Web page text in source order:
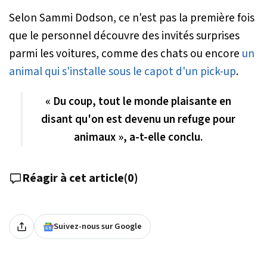
Selon Sammi Dodson, ce n'est pas la première fois
que le personnel découvre des invités surprises
parmi les voitures, comme des chats ou encore un
animal qui s'installe sous le capot d'un pick-up.
« Du coup, tout le monde plaisante en
disant qu'on est devenu un refuge pour
animaux », a-t-elle conclu.
Réagir à cet article(0)
Suivez-nous sur Google